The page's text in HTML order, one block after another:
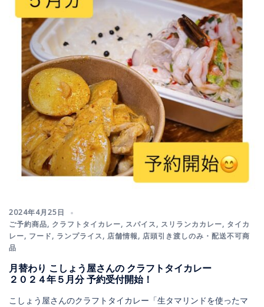
2024年4月25日
ご予約商品, クラフトタイカレー, スパイス, スリランカカレー, タイカ
レー, フード, ランプライス, 店舗情報, 店頭引き渡しのみ・配送不可商
品
月替わり こしょう屋さんの クラフトタイカレー
２０２４年５月分 予約受付開始！
こしょう屋さんのクラフトタイカレー「生タマリンドを使ったマ